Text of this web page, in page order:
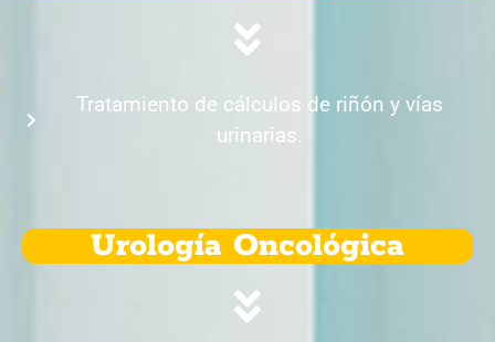
Tratamiento de cálculos de riñón y vías
urinarias.
Urología Oncológica